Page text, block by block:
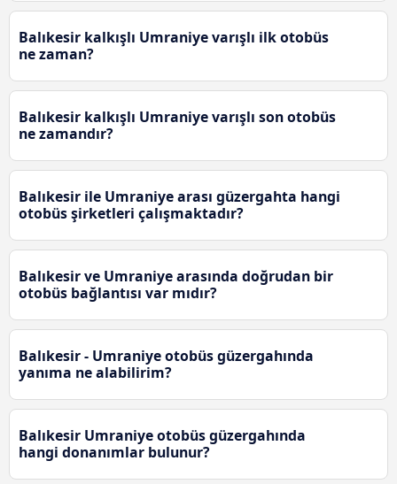
Balıkesir kalkışlı Umraniye varışlı ilk otobüs
ne zaman?
Balıkesir kalkışlı Umraniye varışlı son otobüs
ne zamandır?
Balıkesir ile Umraniye arası güzergahta hangi
otobüs şirketleri çalışmaktadır?
Balıkesir ve Umraniye arasında doğrudan bir
otobüs bağlantısı var mıdır?
Balıkesir - Umraniye otobüs güzergahında
yanıma ne alabilirim?
Balıkesir Umraniye otobüs güzergahında
hangi donanımlar bulunur?